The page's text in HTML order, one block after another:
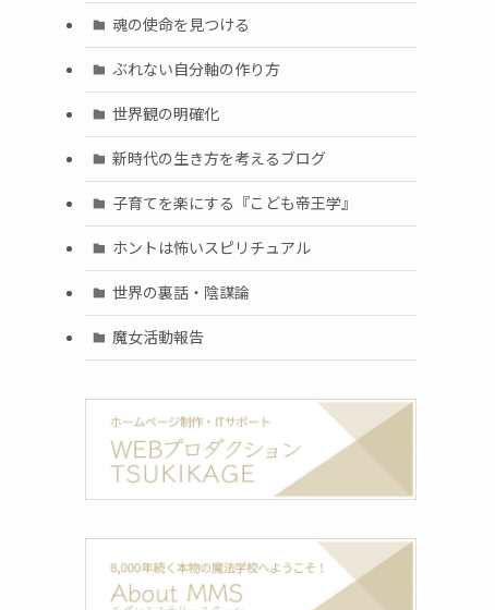
魂の使命を見つける
ぶれない自分軸の作り方
世界観の明確化
新時代の生き方を考えるブログ
子育てを楽にする『こども帝王学』
ホントは怖いスピリチュアル
世界の裏話・陰謀論
魔女活動報告